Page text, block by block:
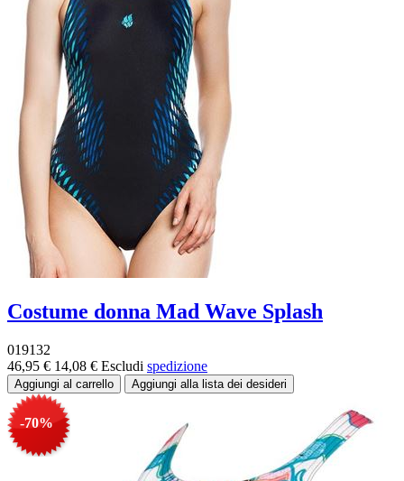
Costume donna Mad Wave Splash
019132
46,95 € 14,08 € Escludi spedizione
-70%